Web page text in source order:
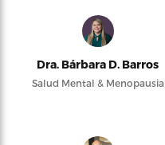
Dra. Bárbara D. Barros
Salud Mental & Menopausia